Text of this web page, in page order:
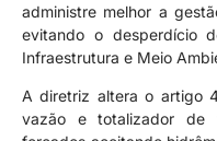
administre melhor a
evitando o desperdício
Infraestrutura e Meio
A diretriz altera o artigo
vazão e totalizador de